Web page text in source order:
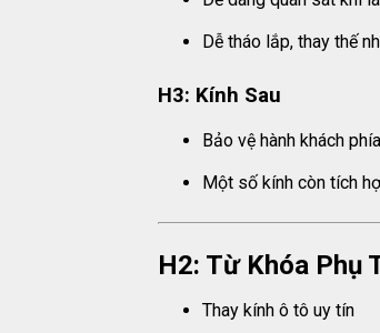
Dễ tháo lắp, thay thế
H3: Kính Sau
Bảo vệ hành khách
Một số kính còn tích
H2: Từ Khóa Phụ
Thay kính ô tô uy tín